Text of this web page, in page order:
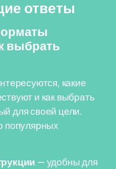
ответы
выбрать
какие
и как выбрать
для своей цели.
популярных
— удобны для